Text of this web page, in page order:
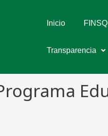
Inicio FINSQ
Transparencia